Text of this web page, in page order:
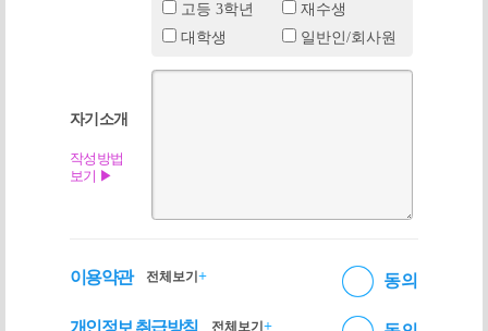
고등 3학년
재수생
대학생
일반인/회사원
자기소개
작성방법
보기 ▶
이용약관 전체보기 + 동의
개인정보 취급방침 전체보기 +